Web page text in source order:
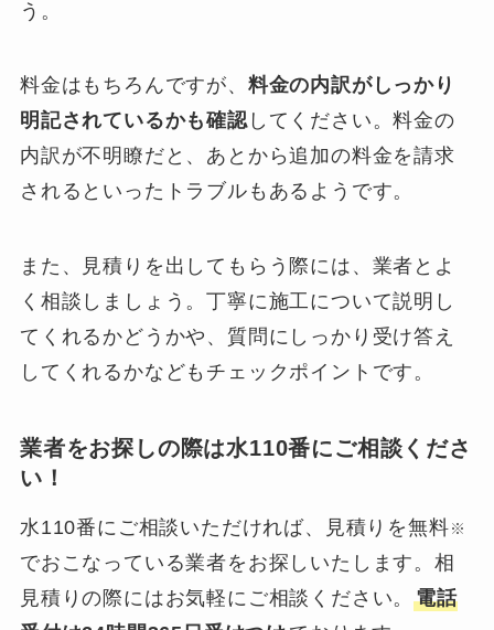
う。
料金はもちろんですが、 料金の内訳がしっかり
明記されているかも確認してください。料金の
内訳が不明瞭だと、あとから追加の料金を請求
されるといったトラブルもあるようです。
また、見積りを出してもらう際には、業者とよ
く相談しましょう。丁寧に施工について説明し
てくれるかどうかや、質問にしっかり受け答え
してくれるかなどもチェックポイントです。
業者をお探しの際は水110番にご相談くださ
い！
水110番にご相談いただければ、見積りを無料※
でおこなっている業者をお探しいたします。相
見積りの際にはお気軽にご相談ください。電話